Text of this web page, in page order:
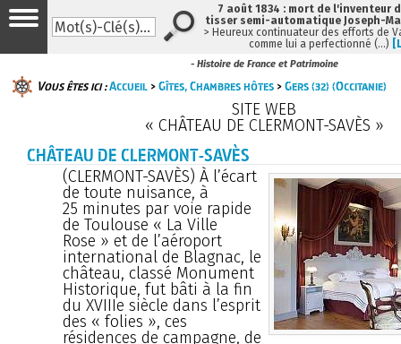
- Histoire de France et Patrimoine
Vous êtes ici :Accueil >Gîtes, Chambres hôtes >Gers (32) (Occitanie)
SITE WEB
« CHÂTEAU DE CLERMONT-SAVÈS »
CHÂTEAU DE CLERMONT-SAVÈS
(CLERMONT-SAVÈS) À l’écart
de toute nuisance, à
25 minutes par voie rapide
de Toulouse « La Ville
Rose » et de l’aéroport
international de Blagnac, le
château, classé Monument
Historique, fut bâti à la fin
du XVIIIe siècle dans l’esprit
des « folies », ces
résidences de campagne, de
7 août 1834 : mort de l'inventeur
tisser semi-automatique Joseph-
> Heureux continuateur des efforts de
comme lui a perfectionné (…)